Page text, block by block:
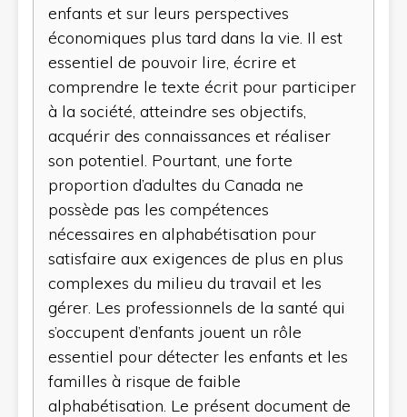
enfants et sur leurs perspectives
économiques plus tard dans la vie. Il est
essentiel de pouvoir lire, écrire et
comprendre le texte écrit pour participer
à la société, atteindre ses objectifs,
acquérir des connaissances et réaliser
son potentiel. Pourtant, une forte
proportion d’adultes du Canada ne
possède pas les compétences
nécessaires en alphabétisation pour
satisfaire aux exigences de plus en plus
complexes du milieu du travail et les
gérer. Les professionnels de la santé qui
s’occupent d’enfants jouent un rôle
essentiel pour détecter les enfants et les
familles à risque de faible
alphabétisation. Le présent document de